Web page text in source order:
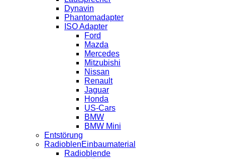
Dynavin
Phantomadapter
ISO Adapter
Ford
Mazda
Mercedes
Mitzubishi
Nissan
Renault
Jaguar
Honda
US-Cars
BMW
BMW Mini
Entstörung
RadioblenEinbaumaterial
Radioblende